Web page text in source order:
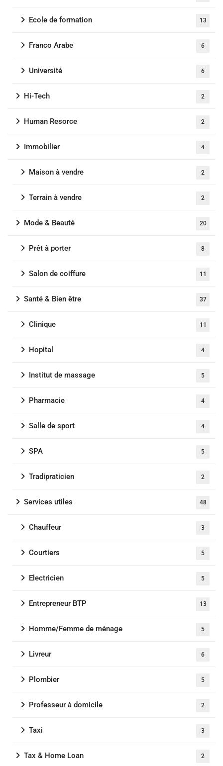
Ecole de formation 13
Franco Arabe 6
Université 6
Hi-Tech 2
Human Resorce 2
Immobilier 4
Maison à vendre 2
Terrain à vendre 2
Mode & Beauté 20
Prêt à porter 8
Salon de coiffure 11
Santé & Bien être 37
Clinique 11
Hopital 4
Institut de massage 5
Pharmacie 4
Salle de sport 4
SPA 5
Tradipraticien 2
Services utiles 48
Chauffeur 3
Courtiers 5
Electricien 5
Entrepreneur BTP 13
Homme/Femme de ménage 5
Livreur 6
Plombier 5
Professeur à domicile 2
Taxi 3
Tax & Home Loan 2